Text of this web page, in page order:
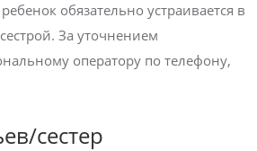
обязательно устраивается в
За уточнением
оператору по телефону,
сестер